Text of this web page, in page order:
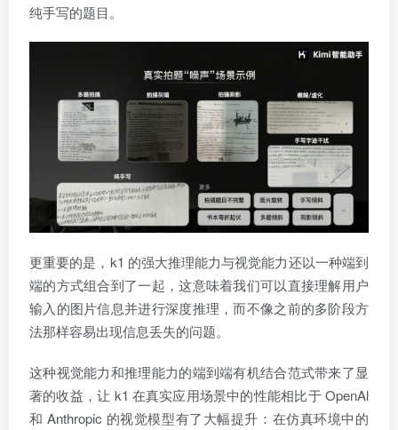
纯手写的题目。
更重要的是，k1 的强大推理能力与视觉能力还以一种端到
端的方式组合到了一起，这意味着我们可以直接理解用户
输入的图片信息并进行深度推理，而不像之前的多阶段方
法那样容易出现信息丢失的问题。
这种视觉能力和推理能力的端到端有机结合范式带来了显
著的收益，让 k1 在真实应用场景中的性能相比于 OpenAl
和 Anthropic 的视觉模型有了大幅提升：在仿真环境中的